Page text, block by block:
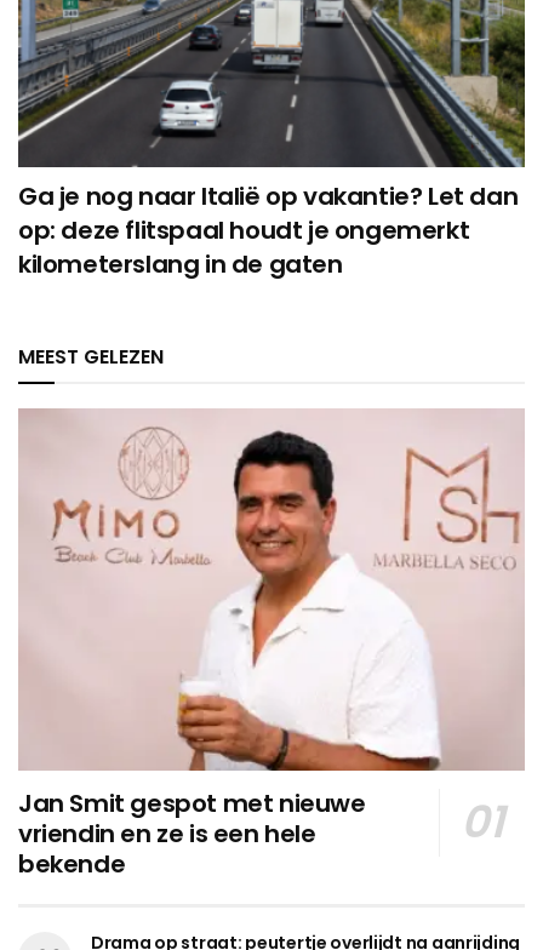
Ga je nog naar Italië op vakantie? Let dan
op: deze flitspaal houdt je ongemerkt
kilometerslang in de gaten
MEEST GELEZEN
Jan Smit gespot met nieuwe
vriendin en ze is een hele
bekende
Drama op straat: peutertje overlijdt na aanrijding